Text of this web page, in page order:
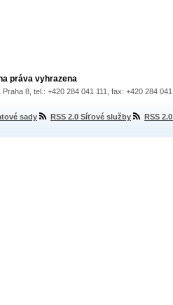
práva vyhrazena
8, tel.: +420 284 041 111, fax: +420 284
sady RSS 2.0 Síťové služby RSS